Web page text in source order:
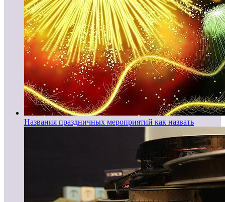
Названия праздничных мероприятий как назвать